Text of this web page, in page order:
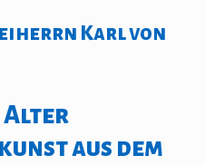
Karl von
Alter
aus dem